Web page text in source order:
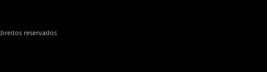
reservados